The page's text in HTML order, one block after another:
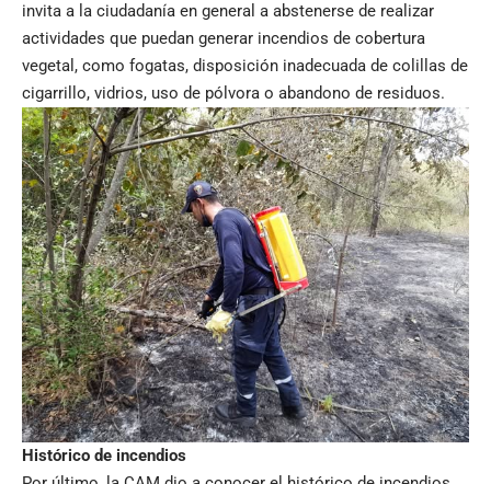
invita a la ciudadanía en general a abstenerse de realizar
actividades que puedan generar incendios de cobertura
vegetal, como fogatas, disposición inadecuada de colillas de
cigarrillo, vidrios, uso de pólvora o abandono de residuos.
Histórico de incendios